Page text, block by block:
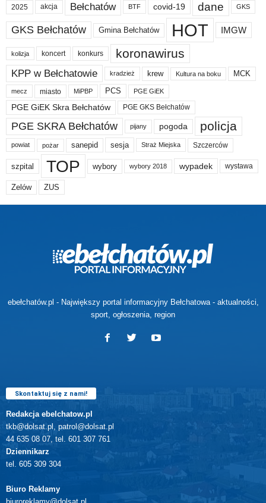
2025 akcja Bełchatów BTF covid-19 dane GKS
GKS Bełchatów Gmina Bełchatów HOT IMGW
kolizja koncert konkurs koronawirus
KPP w Bełchatowie kradzież krew Kultura na boku MCK
mecz miasto MiPBP PCS PGE GiEK
PGE GiEK Skra Bełchatów PGE GKS Bełchatów
PGE SKRA Bełchatów pijany pogoda policja
powiat pożar sanepid sesja Straż Miejska Szczerców
szpital TOP wybory wybory 2018 wypadek wystawa
Zelów ZUS
ebełchatów.pl - Największy portal informacyjny Bełchatowa - aktualności,
sport, ogłoszenia, region
Skontaktuj się z nami!
Redakcja ebelchatow.pl
tkb@dolsat.pl, patrol@dolsat.pl
44 635 08 07, tel. 601 307 761
Dziennikarz
tel. 605 309 304
Biuro Reklamy